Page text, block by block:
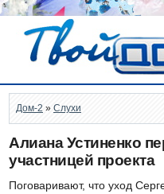
Дом-2 » Слухи
Алиана Устиненко
участницей проекта
Поговаривают, что уход